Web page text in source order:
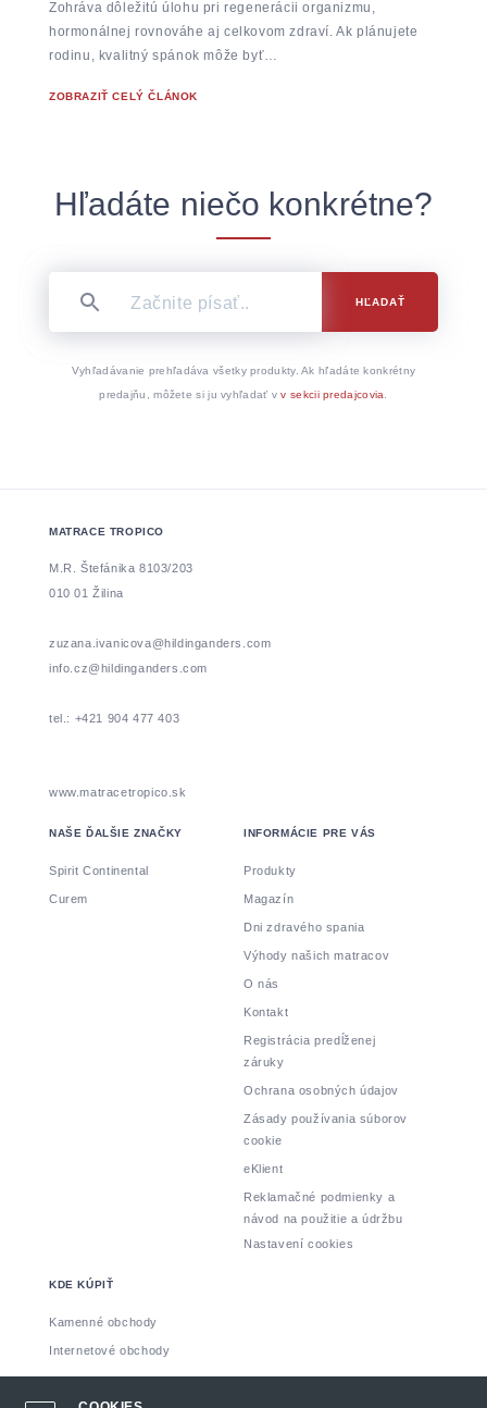
Zohráva dôležitú úlohu pri regenerácii organizmu,
hormonálnej rovnováhe aj celkovom zdraví. Ak plánujete
rodinu, kvalitný spánok môže byť…
ZOBRAZIŤ CELÝ ČLÁNOK
Hľadáte niečo konkrétne?
HĽADAŤ
Vyhľadávanie prehľadáva všetky produkty. Ak hľadáte konkrétny
predajňu, môžete si ju vyhľadať vv sekcii predajcovia
MATRACE TROPICO
M.R. Štefánika 8103/203
010 01 Žilina
zuzana.ivanicova@hildinganders.com
info.cz@hildinganders.com
tel.: +421 904 477 403
www.matracetropico.sk
NAŠE ĎALŠIE ZNAČKY
Spirit Continental
Curem
INFORMÁCIE PRE VÁS
Produkty
Magazín
Dni zdravého spania
Výhody našich matracov
O nás
Kontakt
Registrácia predĺženej
záruky
Ochrana osobných údajov
Zásady používania súborov
cookie
eKlient
Reklamačné podmienky a
návod na použitie a údržbu
Nastavení cookies
KDE KÚPIŤ
Kamenné obchody
Internetové obchody